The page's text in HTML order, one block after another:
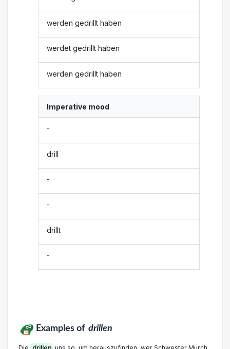
werden gedrillt haben
werdet gedrillt haben
werden gedrillt haben
Imperative mood
-
drill
-
-
drillt
-
Examples of drillen